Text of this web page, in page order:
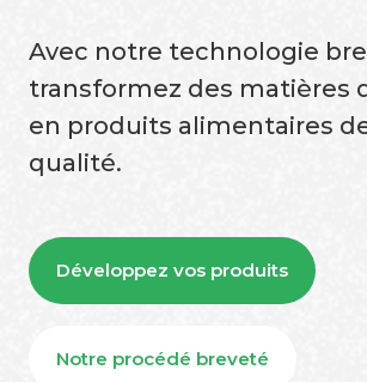
Avec notre technologie
transformez des matières
en produits alimentaires
qualité.
Développez vos produits
Notre procédé breveté